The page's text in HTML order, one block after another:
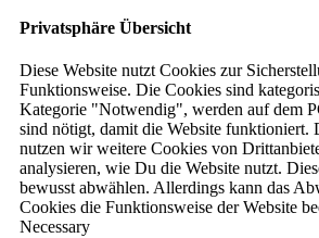
Privatsphäre Übersicht
Diese Website nutzt Cookies zur
Funktionsweise. Die Cookies sind
Kategorie "Notwendig", werden auf dem
sind nötigt, damit die Website funktioniert.
nutzen wir weitere Cookies von
analysieren, wie Du die Website nutzt.
bewusst abwählen. Allerdings kann das
Cookies die Funktionsweise der Website
Necessary